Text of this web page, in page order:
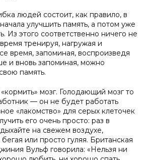
людей состоит, как правило, в
улучшить память, а потом уже
Из этого соответственно ничего не
тренируя, нагружая и
время, запоминая, воспроизведя
и вновь запоминая, можно
память.
мозг. Голодающий мозг то
— он не будет работать
«лакомство» для серых клеточек
его очень просто: раз в
на свежем воздухе,
или просто гуляя. Британская
Вульф говорила: «Нельзя ни